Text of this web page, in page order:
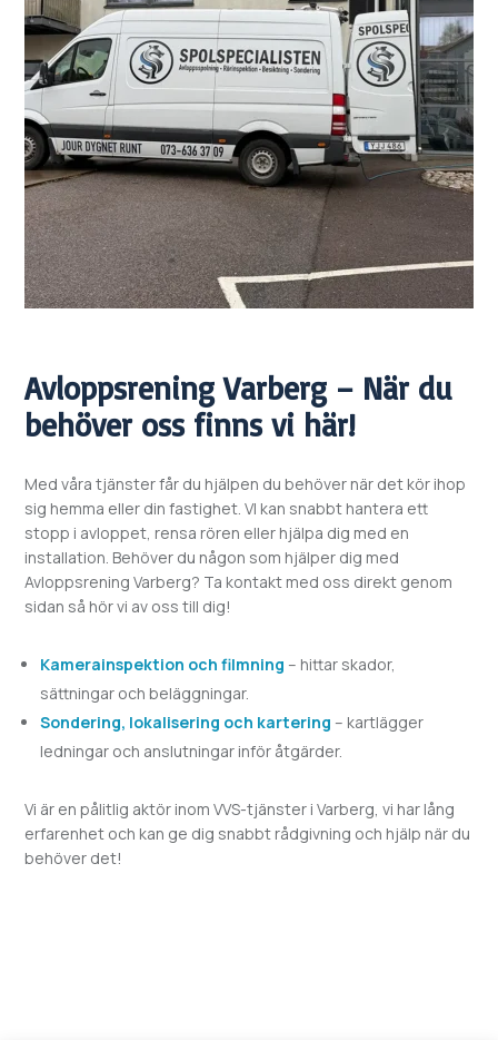
AvloppsreningVarberg – När du
behöver oss finns vi här!
Med våra tjänster får du hjälpen du behöver när det kör ihop
sig hemma eller din fastighet. VI kan snabbt hantera ett
stopp i avloppet, rensa rören eller hjälpa dig med en
installation. Behöver du någon som hjälper dig med
AvloppsreningVarberg? Ta kontakt med oss direkt genom
sidan så hör vi av oss till dig!
Kamerainspektion och filmning – hittar skador,
sättningar och beläggningar.
Sondering, lokalisering och kartering – kartlägger
ledningar och anslutningar inför åtgärder.
Vi är en pålitlig aktör inom VVS-tjänster iVarberg, vi har lång
erfarenhet och kan ge dig snabbt rådgivning och hjälp när du
behöver det!